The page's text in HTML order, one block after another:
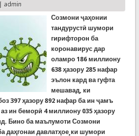
admin
Созмони ҷаҳонии
тандурустӣ шумори
гирифторон ба
коронавирус дар
оламро 186 миллиону
638 ҳазору 285 нафар
эълон кард ва гуфта
мешавад, ки
397 ҳазору 892 нафар ба ин ҷамъ
ин беморӣ 4 миллиону 035 ҳазору
Бино ба маълумоти Созмони
даҳгонаи давлатҳое¸ки шумори